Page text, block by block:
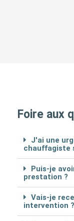
Foire aux
J'ai une
chauffagiste
Puis-je
prestation ?
Vais-je
intervention ?